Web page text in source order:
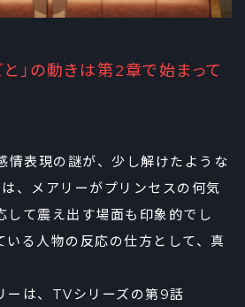
」の動きは第2章で始まって
情表現の謎が、少し解けたような
、メアリーがプリンセスの何気
して震え出す場面も印象的でし
いる人物の反応の仕方として、真
は、TVシリーズの第9話